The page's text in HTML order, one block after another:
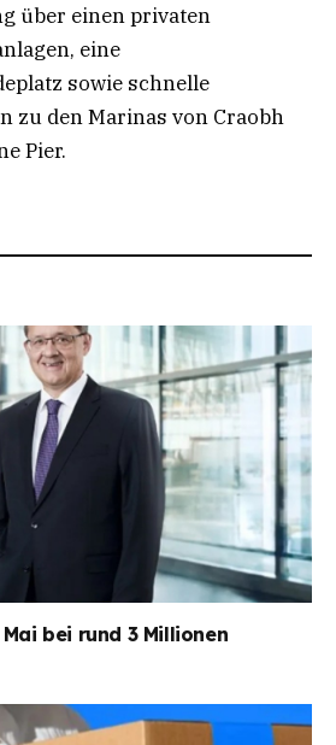
über einen privaten
eine
sowie schnelle
zu den Marinas von Craobh
Pier.
bei rund 3 Millionen